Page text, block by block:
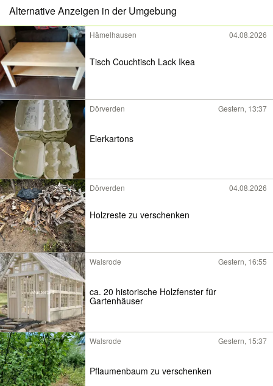
Alternative Anzeigen in der Umgebung
Hämelhausen 04.08.2026
Tisch Couchtisch Lack Ikea
Dörverden Gestern, 13:37
Eierkartons
Dörverden 04.08.2026
Holzreste zu verschenken
Walsrode Gestern, 16:55
ca. 20 historische Holzfenster für
Gartenhäuser
Walsrode Gestern, 15:37
Pflaumenbaum zu verschenken